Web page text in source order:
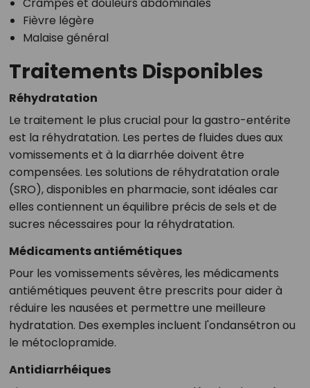
Crampes et douleurs abdominales
Fièvre légère
Malaise général
Traitements Disponibles
Réhydratation
Le traitement le plus crucial pour la gastro-entérite
est la réhydratation. Les pertes de fluides dues aux
vomissements et à la diarrhée doivent être
compensées. Les solutions de réhydratation orale
(SRO), disponibles en pharmacie, sont idéales car
elles contiennent un équilibre précis de sels et de
sucres nécessaires pour la réhydratation.
Médicaments antiémétiques
Pour les vomissements sévères, les médicaments
antiémétiques peuvent être prescrits pour aider à
réduire les nausées et permettre une meilleure
hydratation. Des exemples incluent l'ondansétron ou
le métoclopramide.
Antidiarrhéiques